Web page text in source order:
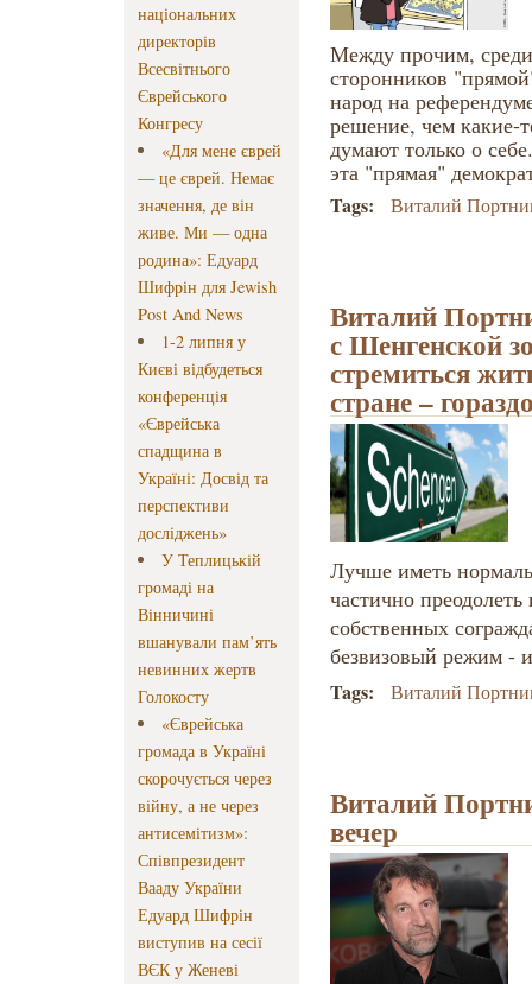
національних
директорів
Всесвітнього
Єврейського
Конгресу
«Для мене єврей
— це єврей. Немає
значення, де він
живе. Ми — одна
родина»: Едуард
Шифрін для Jewish
Post And News
1-2 липня у
Києві відбудеться
конференція
«Єврейська
спадщина в
Україні: Досвід та
перспективи
досліджень»
У Теплицькій
громаді на
Вінничині
вшанували пам’ять
невинних жертв
Голокосту
«Єврейська
громада в Україні
скорочується через
війну, а не через
антисемітизм»:
Співпрезидент
Вааду України
Едуард Шифрін
виступив на сесії
ВЄК у Женеві
Между прочим,
сторонников
народ на
решение, чем какие-
думают только о
эта "прямая"
Tags: Виталий
Виталий
с Шенгенской
стремиться
стране –
Лучше иметь
частично
собственных
безвизовый режим -
Tags: Виталий
Виталий
вечер